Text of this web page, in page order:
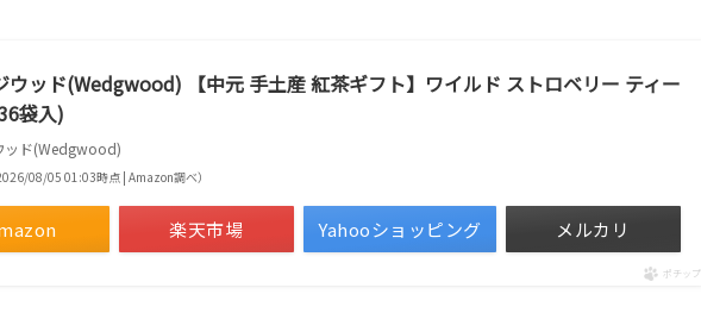
ウッド(Wedgwood) 【中元 手土産 紅茶ギフト】ワイルド ストロベリー ティー
袋入)
ッド(Wedgwood)
2026/08/05 01:03時点 | Amazon調べ）
楽天市場 Yahooショッピング メルカリ
ポチップ